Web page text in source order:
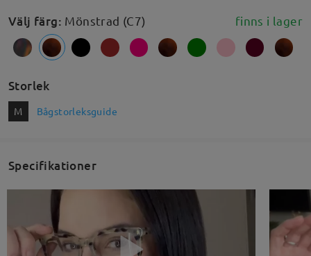
Välj färg: Mönstrad (C7) finns i lager
Storlek
M Bågstorleksguide
Specifikationer